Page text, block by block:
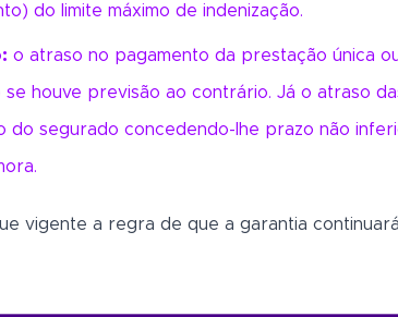
do limite máximo de indenização.
o atraso no pagamento da prestação única
houve previsão ao contrário. Já o atraso
do segurado concedendo-lhe prazo não
vigente a regra de que a garantia